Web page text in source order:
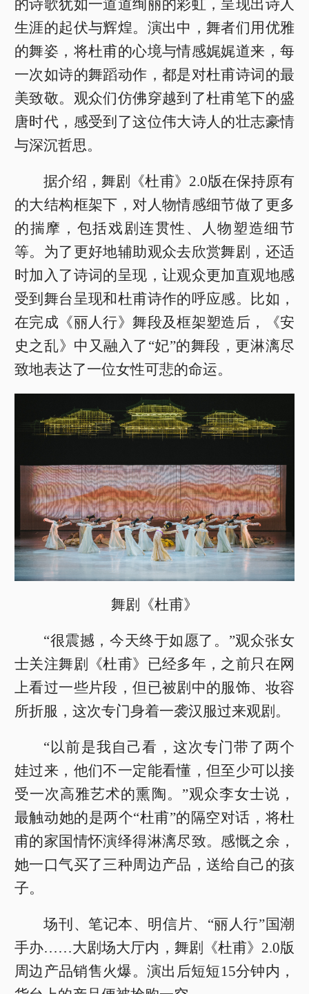
的诗歌犹如一道道绚丽的彩虹，呈现出诗人
生涯的起伏与辉煌。演出中，舞者们用优雅
的舞姿，将杜甫的心境与情感娓娓道来，每
一次如诗的舞蹈动作，都是对杜甫诗词的最
美致敬。观众们仿佛穿越到了杜甫笔下的盛
唐时代，感受到了这位伟大诗人的壮志豪情
与深沉哲思。
据介绍，舞剧《杜甫》2.0版在保持原有
的大结构框架下，对人物情感细节做了更多
的揣摩，包括戏剧连贯性、人物塑造细节
等。为了更好地辅助观众去欣赏舞剧，还适
时加入了诗词的呈现，让观众更加直观地感
受到舞台呈现和杜甫诗作的呼应感。比如，
在完成《丽人行》舞段及框架塑造后，《安
史之乱》中又融入了“妃”的舞段，更淋漓尽
致地表达了一位女性可悲的命运。
舞剧《杜甫》
“很震撼，今天终于如愿了。”观众张女
士关注舞剧《杜甫》已经多年，之前只在网
上看过一些片段，但已被剧中的服饰、妆容
所折服，这次专门身着一袭汉服过来观剧。
“以前是我自己看，这次专门带了两个
娃过来，他们不一定能看懂，但至少可以接
受一次高雅艺术的熏陶。”观众李女士说，
最触动她的是两个“杜甫”的隔空对话，将杜
甫的家国情怀演绎得淋漓尽致。感慨之余，
她一口气买了三种周边产品，送给自己的孩
子。
场刊、笔记本、明信片、“丽人行”国潮
手办……大剧场大厅内，舞剧《杜甫》2.0版
周边产品销售火爆。演出后短短15分钟内，